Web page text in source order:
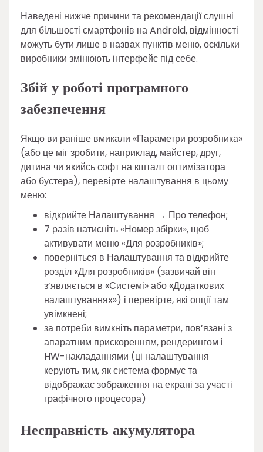
Наведені нижче причини та рекомендації слушні
для більшості смартфонів на Android, відмінності
можуть бути лише в назвах пунктів меню, оскільки
виробники змінюють інтерфейс під себе.
Збій у роботі програмного
забезпечення
Якщо ви раніше вмикали «Параметри розробника»
(або це міг зробити, наприклад, майстер, друг,
дитина чи якийсь софт на кшталт оптимізатора
або бустера), перевірте налаштування в цьому
меню:
відкрийте Налаштування → Про телефон;
7 разів натисніть «Номер збірки», щоб
активувати меню «Для розробників»;
поверніться в Налаштування та відкрийте
розділ «Для розробників» (зазвичай він
з’являється в «Системі» або «Додаткових
налаштуваннях») і перевірте, які опції там
увімкнені;
за потреби вимкніть параметри, пов’язані з
апаратним прискоренням, рендерингом і
HW-накладаннями (ці налаштування
керують тим, як система формує та
відображає зображення на екрані за участі
графічного процесора)
Несправність акумулятора